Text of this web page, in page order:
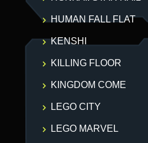
HUMAN FALL FLAT
KENSHI
KILLING FLOOR
KINGDOM COME
LEGO CITY
LEGO MARVEL